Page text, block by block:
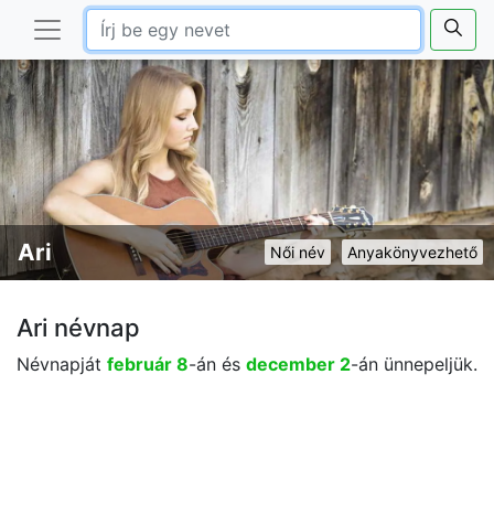
Anyakönyvezhető
Női név
Ari
Ari névnap
Névnapját február 8-án és december 2-án ünnepeljük.